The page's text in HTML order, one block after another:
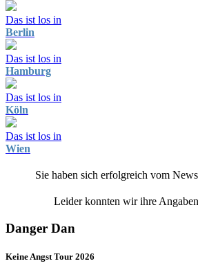
Das ist los in
Berlin
Das ist los in
Hamburg
Das ist los in
Köln
Das ist los in
Wien
Sie haben sich erfolgreich vom
Leider konnten wir ihre
Danger Dan
Keine Angst Tour 2026